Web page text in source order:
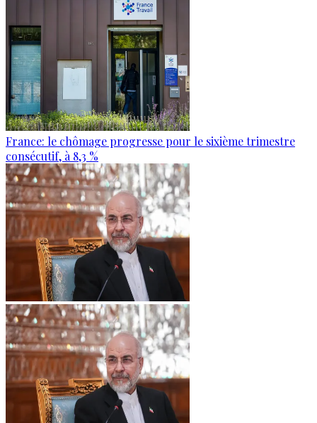
France: le chômage progresse pour le sixième trimestre
consécutif, à 8,3 %